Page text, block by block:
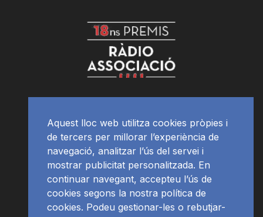
Aquest lloc web utilitza cookies pròpies i
de tercers per millorar l’experiència de
navegació, analitzar l’ús del servei i
mostrar publicitat personalitzada. En
continuar navegant, accepteu l’ús de
cookies segons la nostra política de
cookies. Podeu gestionar-les o rebutjar-